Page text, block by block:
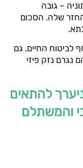
– גובה
שלה. הסכום
לביטוח החיים, גם
נגרם נזק פיזי
להתאים
והמשתלם